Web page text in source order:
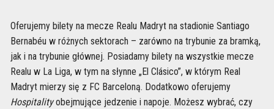
Oferujemy bilety na mecze Realu Madryt na stadionie Santiago
Bernabéu w różnych sektorach – zarówno na trybunie za bramką,
jak i na trybunie głównej. Posiadamy bilety na wszystkie mecze
Realu w La Liga, w tym na słynne „El Clásico”, w którym Real
Madryt mierzy się z FC Barceloną. Dodatkowo oferujemy
Hospitalityobejmujące jedzenie i napoje. Możesz wybrać, czy